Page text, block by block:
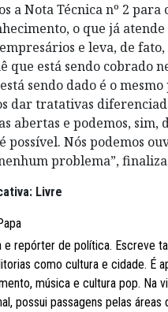
a Nota Técnica nº 2 para
o que já atende
e leva, de fato,
que está sendo cobrado
sendo dado é o mesmo
dar tratativas
abertas e podemos, sim,
possível. Nós podemos
problema”,
Livre
e repórter de política. Escreve
como cultura e cidade. É
música e cultura pop. Na
possui passagens pelas áreas